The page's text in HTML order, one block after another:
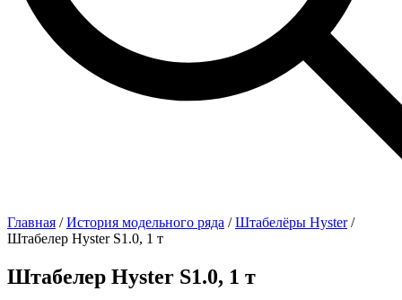
Главная /История модельного ряда /Штабелёры Hyster/
Штабелер Hyster S1.0, 1 т
Штабелер Hyster S1.0, 1 т